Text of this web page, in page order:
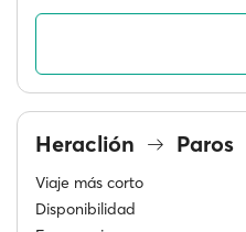
Heraclión Paros
Viaje más corto
Disponibilidad